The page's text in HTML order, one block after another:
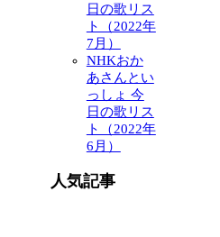
日の歌リス
ト（2022年
7月）
NHKおか
あさんとい
っしょ 今
日の歌リス
ト（2022年
6月）
人気記事